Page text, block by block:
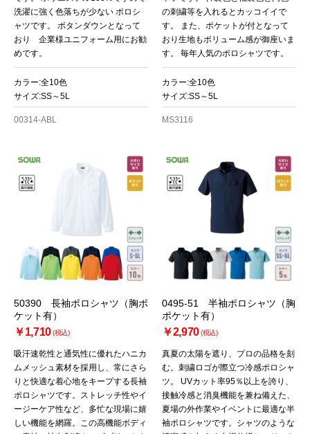
洗濯に強く色落ちが少ない ポロシ
ャツです。 ボタンダウンとなって
おり 企業様ユニフォーム用にお勧
めです。
カラー:全10色
サイズ:SS～5L
00314-ABL
の刺繍等を入れるとカッコイイで
す。 また、ポケットが付となって
おり生地もボリューム感が御座いま
す。 毎年人気のポロシャツです。
カラー:全10色
サイズ:SS～5L
MS3116
50390 長袖ポロシャツ（胸ポ
ケット有）
￥1,710(税込)
吸汗速乾性と通気性に優れたハニカ
ムメッシュ素材を採用し、常にさら
りと快適な着心地をキープする長袖
ポロシャツです。ストレッチ性やイ
ージーケア性など、多忙な現場に嬉
しい機能を網羅。この高機能ボディ
0495-51 半袖ポロシャツ（胸
ポケット有）
￥2,970(税込)
真夏の太陽を遮り、プロの品格を刻
む。刺繍ロゴが際立つ冷感ポロシャ
ツ。 UVカット率95％以上を誇り、
接触冷感と消臭機能を兼ね備えた、
夏場の外作業やイベントに最適な半
袖ポロシャツです。シャツのような